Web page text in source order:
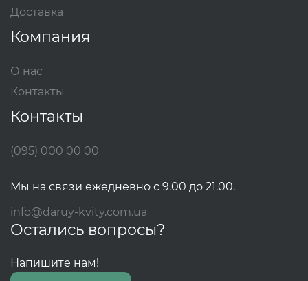
Доставка
Компания
О нас
Контакты
Контакты
(095) 000 00 00
Мы на связи ежедневно с 9.00 до 21.00.
info@daruy-kvity.com.ua
Остались вопросы?
Напишите нам!